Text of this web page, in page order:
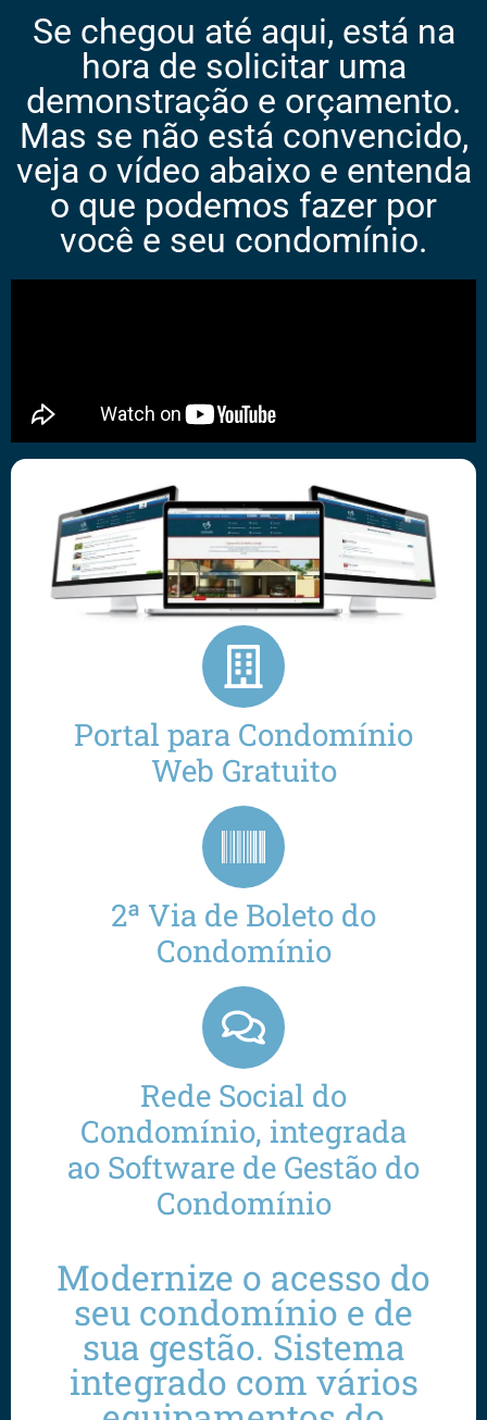
Se chegou até aqui, está na
hora de solicitar uma
demonstração e orçamento.
Mas se não está convencido,
veja o vídeo abaixo e entenda
o que podemos fazer por
você e seu condomínio.
Portal para Condomínio
Web Gratuito
2ª Via de Boleto do
Condomínio
Rede Social do
Condomínio, integrada
ao Software de Gestão do
Condomínio
Modernize o acesso do
seu condomínio e de
sua gestão. Sistema
integrado com vários